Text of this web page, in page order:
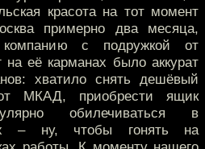
красота на тот момент
примерно два месяца,
с подружкой от
её карманах было аккурат
хватило снять дешёвый
МКАД, приобрести ящик
обилечиваться в
– ну, чтобы гонять на